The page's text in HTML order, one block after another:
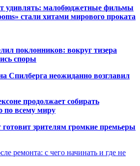
удивлять: малобюджетные фильмы
стали хитами мирового проката
поклонников: вокруг тизера
споры
Спилберга неожиданно возглавил
продолжает собирать
по всему миру
зрителям громкие премьеры
ремонта: с чего начинать и где не